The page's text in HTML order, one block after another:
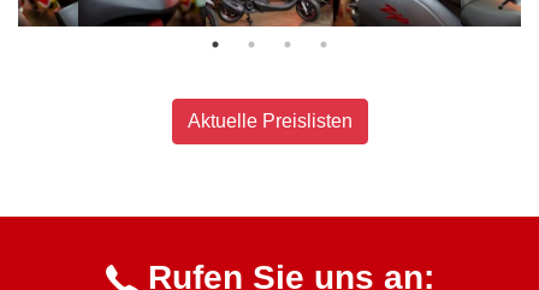
Aktuelle Preislisten
Rufen Sie uns an: